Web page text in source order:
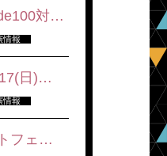
対…
情報
17(日)…
情報
フェ…